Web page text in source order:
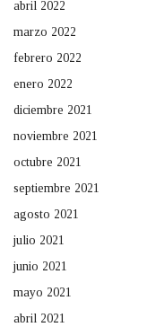
abril 2022
marzo 2022
febrero 2022
enero 2022
diciembre 2021
noviembre 2021
octubre 2021
septiembre 2021
agosto 2021
julio 2021
junio 2021
mayo 2021
abril 2021